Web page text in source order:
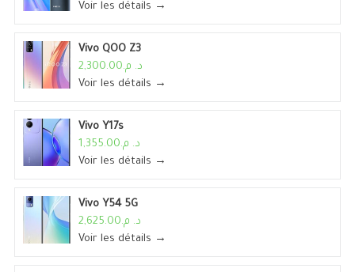
Voir les détails →
Vivo QOO Z3
د. م.2,300.00
Voir les détails →
Vivo Y17s
د. م.1,355.00
Voir les détails →
Vivo Y54 5G
د. م.2,625.00
Voir les détails →